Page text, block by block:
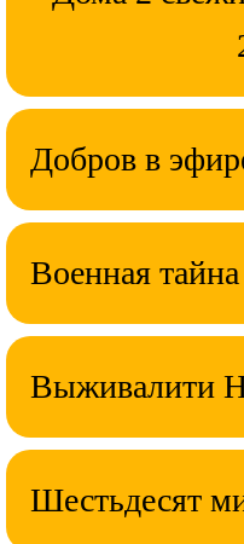
Добров в
Военная
Выживалити
Шестьдесят